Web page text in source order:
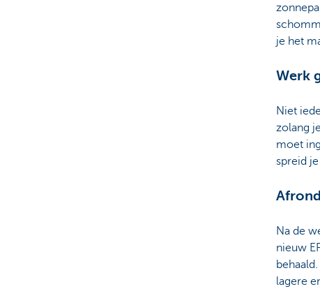
je het
Werk
Niet
zolang
moet
spreid
Na de
nieuw
lagere